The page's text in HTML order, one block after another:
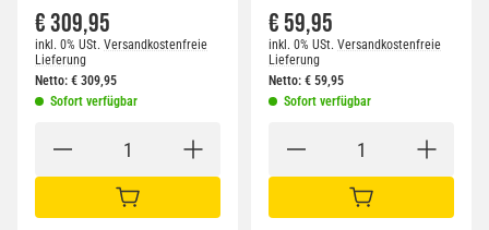
€ 309,95
inkl. 0% USt. Versandkostenfreie
Lieferung
Netto: € 309,95
Sofort verfügbar
IN DEN WARENKORB
€ 59,95
inkl. 0% USt. Versandkostenfreie
Lieferung
Netto: € 59,95
Sofort verfügbar
IN DEN WARENKORB